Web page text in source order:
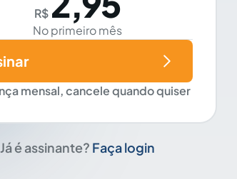
R$
No primeiro mês
mensal, cancele quando quiser
Já é assinante? Faça login